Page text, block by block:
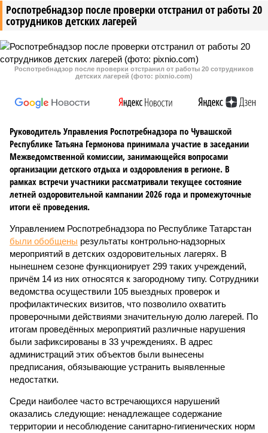
Роспотребнадзор после проверки отстранил от работы 20
сотрудников детских лагерей
Роспотребнадзор после проверки отстранил от работы 20 сотрудников
детских лагерей (фото: pixnio.com)
Руководитель Управления Роспотребнадзора по Чувашской
Республике Татьяна Гермонова принимала участие в заседании
Межведомственной комиссии, занимающейся вопросами
организации детского отдыха и оздоровления в регионе. В
рамках встречи участники рассматривали текущее состояние
летней оздоровительной кампании 2026 года и промежуточные
итоги её проведения.
Управлением Роспотребнадзора по Республике Татарстан
были обобщены результаты контрольно-надзорных
мероприятий в детских оздоровительных лагерях. В
нынешнем сезоне функционирует 299 таких учреждений,
причём 14 из них относятся к загородному типу. Сотрудники
ведомства осуществили 105 выездных проверок и
профилактических визитов, что позволило охватить
проверочными действиями значительную долю лагерей. По
итогам проведённых мероприятий различные нарушения
были зафиксированы в 33 учреждениях. В адрес
администраций этих объектов были вынесены
предписания, обязывающие устранить выявленные
недостатки.
Среди наиболее часто встречающихся нарушений
оказались следующие: ненадлежащее содержание
территории и несоблюдение санитарно-гигиенических норм